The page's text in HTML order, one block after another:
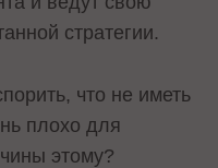
стратегии.
что не иметь
плохо для
этому?